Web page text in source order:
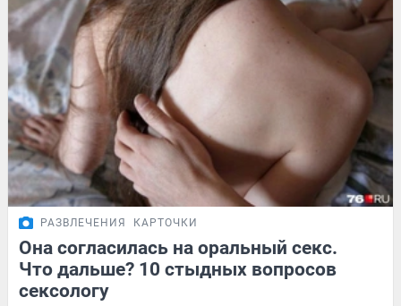
РАЗВЛЕЧЕНИЯ КАРТОЧКИ
Она согласилась на оральный секс.
Что дальше? 10 стыдных вопросов
сексологу